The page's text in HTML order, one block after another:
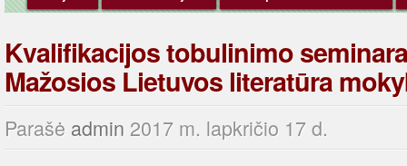
Kvalifikacijos tobulinimo
Mažosios Lietuvos literatūra
Parašė admin 2017 m. lapkričio 17 d.